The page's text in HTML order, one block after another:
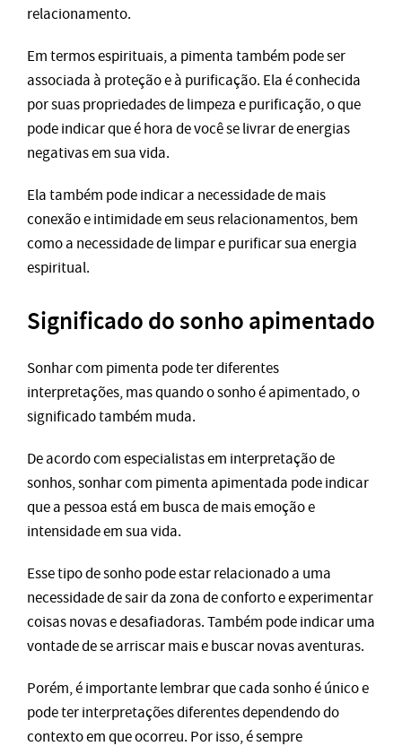
relacionamento.
Em termos espirituais, a pimenta também pode ser
associada à proteção e à purificação. Ela é conhecida
por suas propriedades de limpeza e purificação, o que
pode indicar que é hora de você se livrar de energias
negativas em sua vida.
Ela também pode indicar a necessidade de mais
conexão e intimidade em seus relacionamentos, bem
como a necessidade de limpar e purificar sua energia
espiritual.
Significado do sonho apimentado
Sonhar com pimenta pode ter diferentes
interpretações, mas quando o sonho é apimentado, o
significado também muda.
De acordo com especialistas em interpretação de
sonhos, sonhar com pimenta apimentada pode indicar
que a pessoa está em busca de mais emoção e
intensidade em sua vida.
Esse tipo de sonho pode estar relacionado a uma
necessidade de sair da zona de conforto e experimentar
coisas novas e desafiadoras. Também pode indicar uma
vontade de se arriscar mais e buscar novas aventuras.
Porém, é importante lembrar que cada sonho é único e
pode ter interpretações diferentes dependendo do
contexto em que ocorreu. Por isso, é sempre